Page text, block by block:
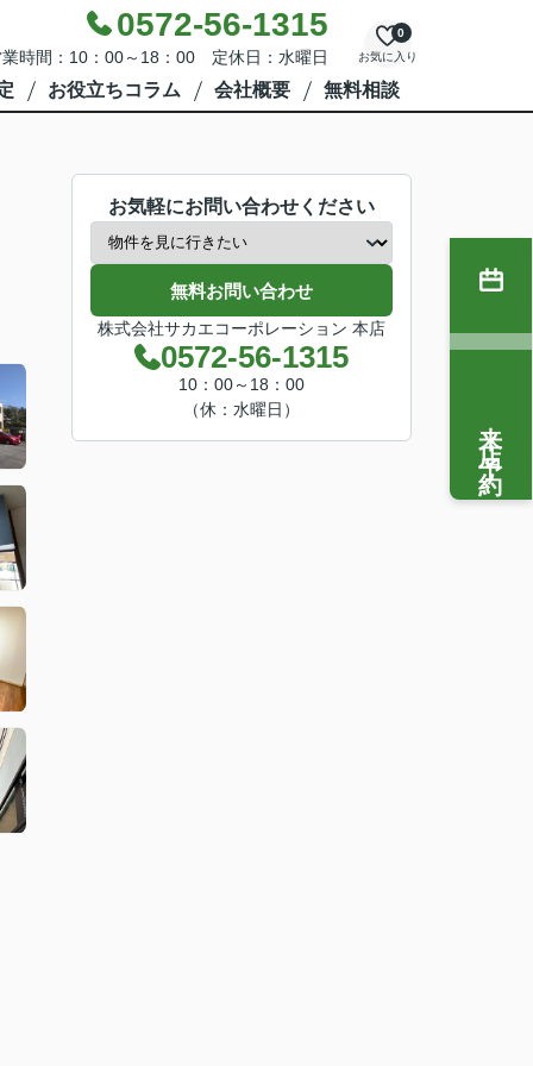
0572-56-1315
時間：10：00～18：00 定休日：水曜日 お気に入り
0
お役立ちコラム 会社概要 無料相談
お気軽にお問い合わせください
無料お問い合わせ
株式会社サカエコーポレーション 本店
0572-56-1315
10：00～18：00
（休：水曜日）
来店予約